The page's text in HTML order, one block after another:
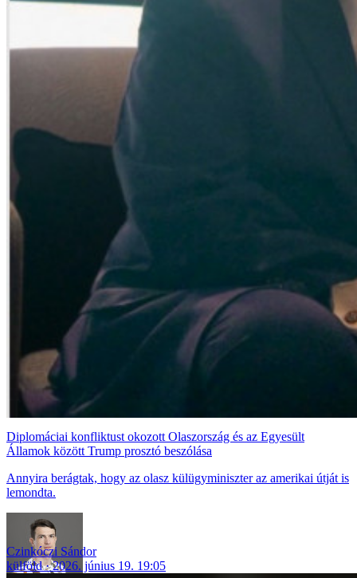
Diplomáciai konfliktust okozott Olaszország és az Egyesült
Államok között Trump prosztó beszólása
Annyira berágtak, hogy az olasz külügyminiszter az amerikai útját is
lemondta.
Czinkóczi Sándor
külföld
2026. június 19. 19:05